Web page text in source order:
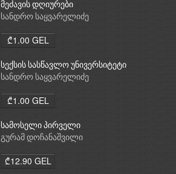
მეძავის დღიურები
სანდრო საყვარელიძე
₾1.00 GEL
სექსის სასწავლო უნივერსიტეტი
სანდრო საყვარელიძე
₾1.00 GEL
სამოსელი პირველი
გურამ დოჩანაშვილი
₾12.90 GEL